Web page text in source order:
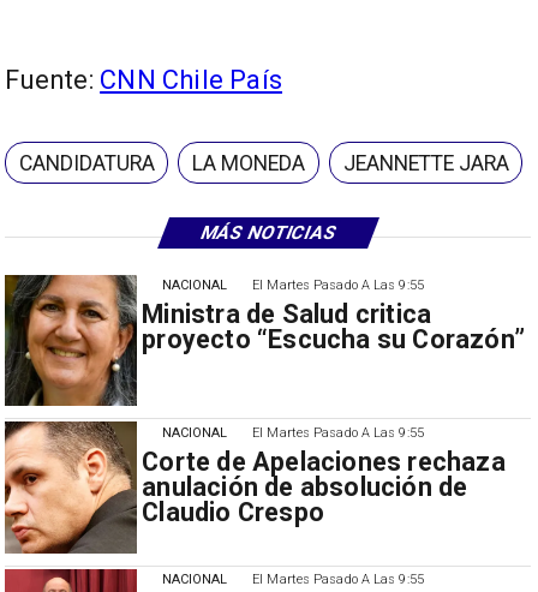
MÁS NOTICIAS
El Martes Pasado A Las 9:55
Ministra de Salud critica
proyecto “Escucha su Corazón”
NACIONAL
El Martes Pasado A Las 9:55
Corte de Apelaciones rechaza
anulación de absolución de
Claudio Crespo
NACIONAL
El Martes Pasado A Las 9:55
NACIONAL
Fuente: CNN Chile País
CANDIDATURA LA MONEDA JEANNETTE JARA